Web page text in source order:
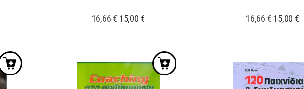
€.
16,66€ Original
15,00€
είναι:
15,00 €.
16,66€ Original
15,00 €Η